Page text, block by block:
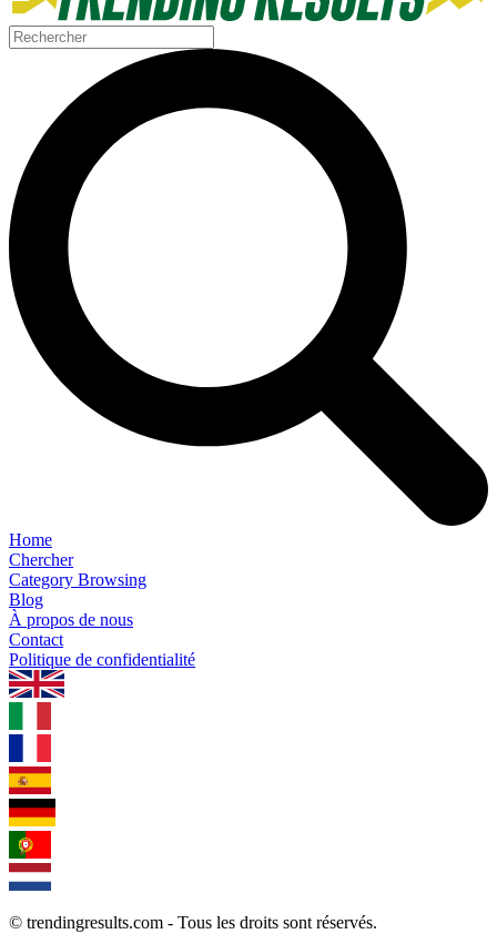
Home
Chercher
Category Browsing
Blog
À propos de nous
Contact
Politique de confidentialité
© trendingresults.com - Tous les droits sont réservés.